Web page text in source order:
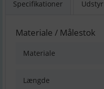
Specifikationer Udstyr
Materiale / Målestok
Materiale
Længde